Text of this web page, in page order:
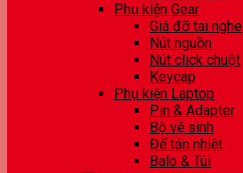
Phụ kiện Gear
Giá đỡ tai nghe
Nút nguồn
Nút click chuột
Keycap
Phụ kiện Laptop
Pin & Adapter
Bộ vệ sinh
Đế tản nhiệt
Balo & Túi